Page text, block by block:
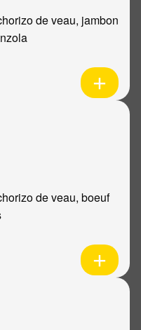
de veau, jambon
de veau, boeuf